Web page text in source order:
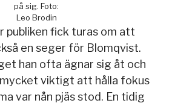
på sig. Foto:
Leo Brodin
publiken fick turas om att
en seger för Blomqvist.
han ofta ägnar sig åt och
viktigt att hålla fokus
var nån pjäs stod. En tidig